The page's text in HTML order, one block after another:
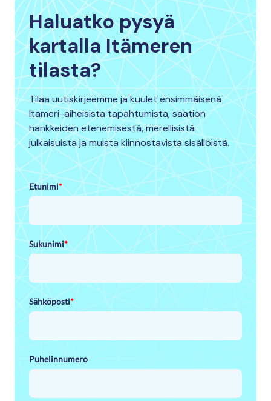
Haluatko pysyä
kartalla Itämeren
tilasta?
Tilaa uutiskirjeemme ja kuulet ensimmäisenä
Itämeri-aiheisista tapahtumista, säätiön
hankkeiden etenemisestä, merellisistä
julkaisuista ja muista kiinnostavista sisällöistä.
Etunimi*
Sukunimi*
Sähköposti*
Puhelinnumero